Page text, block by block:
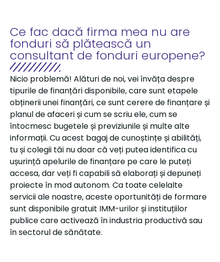
Ce fac dacă firma mea nu are
fonduri să plătească un
consultant de fonduri europene?
Nicio problemă! Alături de noi, vei învăța despre
tipurile de finanțări disponibile, care sunt etapele
obținerii unei finanțări, ce sunt cerere de finanțare și
planul de afaceri și cum se scriu ele, cum se
întocmesc bugetele și previziunile și multe alte
informații. Cu acest bagaj de cunoștințe și abilități,
tu și colegii tăi nu doar că veți putea identifica cu
ușurință apelurile de finanțare pe care le puteți
accesa, dar veți fi capabili să elaborați și depuneți
proiecte în mod autonom. Ca toate celelalte
servicii ale noastre, aceste oportunități de formare
sunt disponibile gratuit IMM-urilor și instituțiilor
publice care activează în industria productivă sau
în sectorul de sănătate.